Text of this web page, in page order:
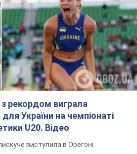
з рекордом виграла
України на чемпіонаті
U20. Відео
виступила в Орегоні